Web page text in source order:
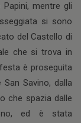
mentre gli
si sono
del Castello di
che si trova in
è proseguita
Savino, dalla
che spazia dalle
ed è stata